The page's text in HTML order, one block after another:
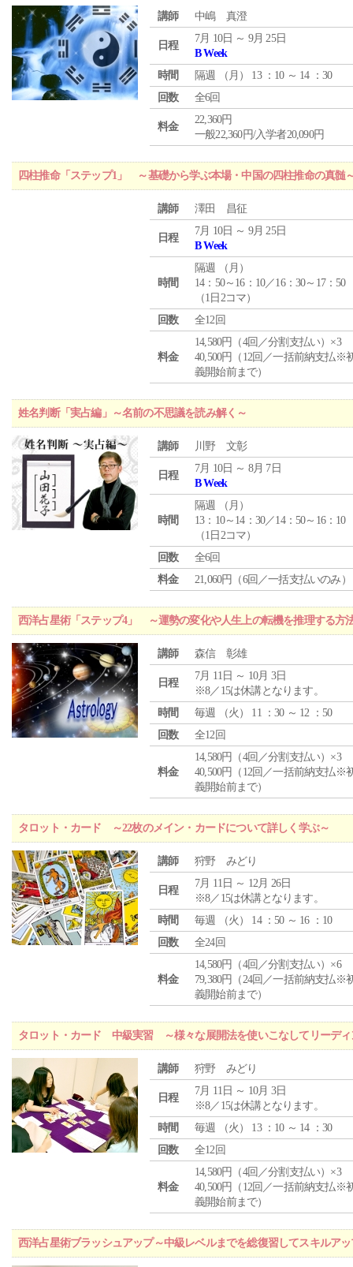
講師 中嶋 真澄
日程
7月 10日 ～ 9月 25日
B Week
時間
隔週 （ 月 ） 13 ：10 ～ 14 ：30
回数
全6回
料金
22,360円
一般22,360円/入学者20,090円
四柱推命「ステップ1」 ～基礎から学ぶ本場・中国の四柱推命の真髄
講師 澤田 昌征
日程
7月 10日 ～ 9月 25日
B Week
時間
隔週 （ 月 ）
14：50～16：10／16：30～17：50
（1日2コマ）
回数
全12回
料金
14,580円（4回／分割支払い）×3
40,500円（12回／一括前納支払※
義開始前まで）
姓名判断「実占編」～名前の不思議を読み解く～
講師 川野 文彰
日程
7月 10日 ～ 8月 7日
B Week
時間
隔週 （ 月 ）
13：10～14：30／14：50～16：10
（1日2コマ）
回数
全6回
料金
21,060円（6回／一括支払いのみ）
西洋占星術「ステップ4」 ～運勢の変化や人生上の転機を推理する方
講師 森信 彰雄
日程
7月 11日 ～ 10月 3日
※8／15は休講となります。
時間
毎週 （火 ） 11 ：30 ～ 12 ：50
回数
全12回
料金
14,580円（4回／分割支払い）×3
40,500円（12回／一括前納支払※
義開始前まで）
タロット・カード ～22枚のメイン・カードについて詳しく学ぶ～
講師 狩野 みどり
日程
7月 11日 ～ 12月 26日
※8／15は休講となります。
時間
毎週 （火 ） 14 ：50 ～ 16 ：10
回数
全24回
料金
14,580円（4回／分割支払い）×6
79,380円（24回／一括前納支払※
義開始前まで）
タロット・カード 中級実習 ～様々な展開法を使いこなしてリーディ
講師 狩野 みどり
日程
7月 11日 ～ 10月 3日
※8／15は休講となります。
時間
毎週 （火 ） 13 ：10 ～ 14 ：30
回数
全12回
料金
14,580円（4回／分割支払い）×3
40,500円（12回／一括前納支払※
義開始前まで）
西洋占星術ブラッシュアップ～中級レベルまでを総復習してスキルア